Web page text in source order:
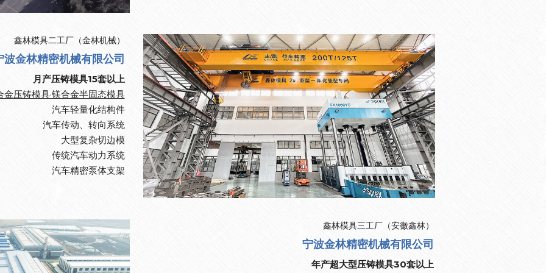
鑫林模具二工厂（金林机械）
波金林精密机械有限公司
月产压铸模具15套以上
金压铸模具·镁合金半固态模具
汽车轻量化结构件
汽车传动、转向系统
大型复杂切边模
传统汽车动力系统
汽车精密泵体支架
鑫林模具三工厂（安徽鑫林）
宁波金林精密机械有限公司
年产超大型压铸模具30套以上